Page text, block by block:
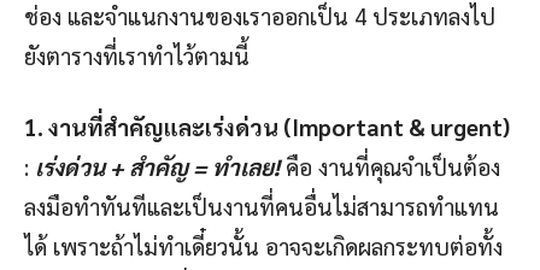
ช่อง และจำแนกงานของเราออกเป็น 4 ประเภทลงไป
ยังตารางที่เราทำไว้ตามนี้
1. งานที่สำคัญและเร่งด่วน (Important & urgent)
: เร่งด่วน + สำคัญ = ทำเลย!คือ งานที่คุณจำเป็นต้อง
ลงมือทำทันทีและเป็นงานที่คนอื่นไม่สามารถทำแทน
ได้ เพราะถ้าไม่ทำเดี๋ยวนั้น อาจจะเกิดผลกระทบต่อทั้ง